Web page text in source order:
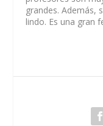
grandes. Además,
lindo. Es una gran